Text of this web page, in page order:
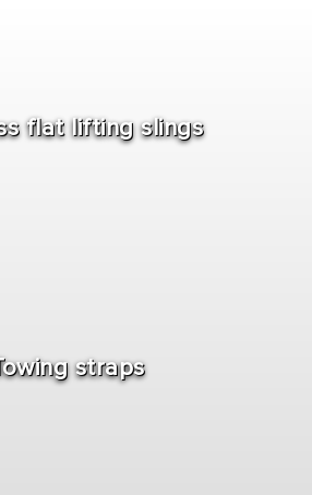
flat lifting slings
straps